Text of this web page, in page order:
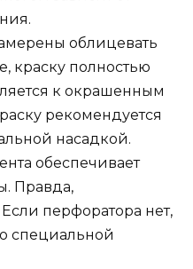
облицевать
краску полностью
к окрашенным
рекомендуется
насадкой.
обеспечивает
Правда,
перфоратора нет,
специальной